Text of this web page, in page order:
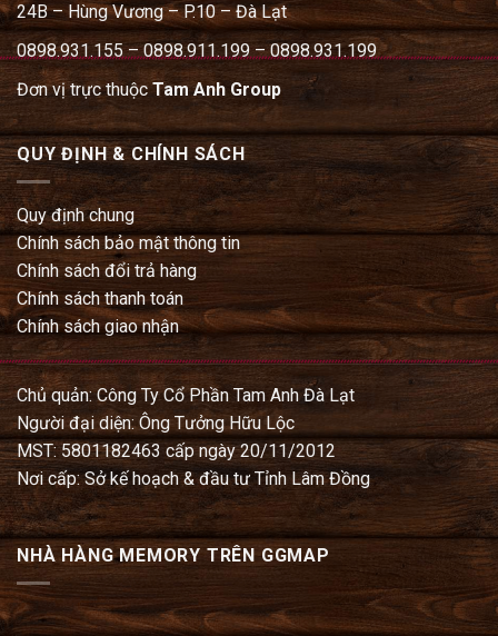
24B – Hùng Vương – P.10 – Đà Lạt
0898.931.155 – 0898.911.199 – 0898.931.199
Đơn vị trực thuộcTam Anh Group
QUY ĐỊNH & CHÍNH SÁCH
Quy định chung
Chính sách bảo mật thông tin
Chính sách đổi trả hàng
Chính sách thanh toán
Chính sách giao nhận
Chủ quản: Công Ty Cổ Phần Tam Anh Đà Lạt
Người đại diện: Ông Tưởng Hữu Lộc
MST: 5801182463 cấp ngày 20/11/2012
Nơi cấp: Sở kế hoạch & đầu tư Tỉnh Lâm Đồng
NHÀ HÀNG MEMORY TRÊN GGMAP